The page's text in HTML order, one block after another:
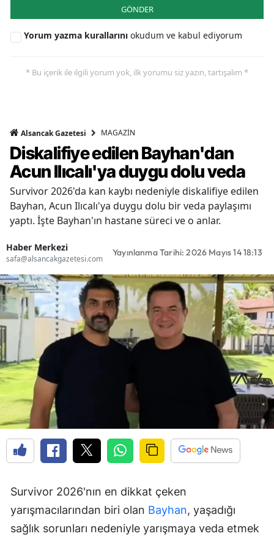
GÖNDER
Yorum yazma kurallarını okudum ve kabul ediyorum
* Bu içerik ile ilgili yorum yok, ilk yorumu siz yazın, tartışalım *
Alsancak Gazetesi MAGAZİN
Diskalifiye edilen Bayhan'dan
Acun Ilıcalı'ya duygu dolu veda
Survivor 2026'da kan kaybı nedeniyle diskalifiye edilen
Bayhan, Acun Ilıcalı'ya duygu dolu bir veda paylaşımı
yaptı. İşte Bayhan'ın hastane süreci ve o anlar.
Haber Merkezi
safa@alsancakgazetesi.com
Yayınlanma Tarihi: 2026 Mayıs 14 18:13
Survivor 2026'nın en dikkat çeken
yarışmacılarından biri olan Bayhan, yaşadığı
sağlık sorunları nedeniyle yarışmaya veda etmek